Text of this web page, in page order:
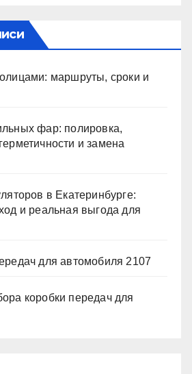
маршруты, сроки и
фар: полировка,
и замена
в Екатеринбурге:
и реальная выгода для
для автомобиля 2107
коробки передач для